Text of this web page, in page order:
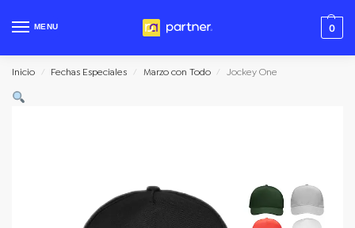
MENU 0
Inicio / Fechas Especiales / Marzo con Todo / Jockey One